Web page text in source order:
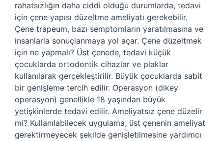
rahatsızlığın daha ciddi olduğu durumlarda, tedavi
için çene yapısı düzeltme ameliyatı gerekebilir.
Çene trapeum, bazı semptomların yaratılmasına ve
insanlarla sonuçlanmaya yol açar. Çene düzeltmek
için ne yapmalı? Üst çenede, tedavi küçük
çocuklarda ortodontik cihazlar ve plaklar
kullanılarak gerçekleştirilir. Büyük çocuklarda sabit
bir genişleme tercih edilir. Operasyon (dikey
operasyon) genellikle 18 yaşından büyük
yetişkinlerde tedavi edilir. Ameliyatsız çene düzelir
mi? Kullanılabilecek uygulama, üst çenenin ameliyat
gerektirmeyecek şekilde genişletilmesine yardımcı